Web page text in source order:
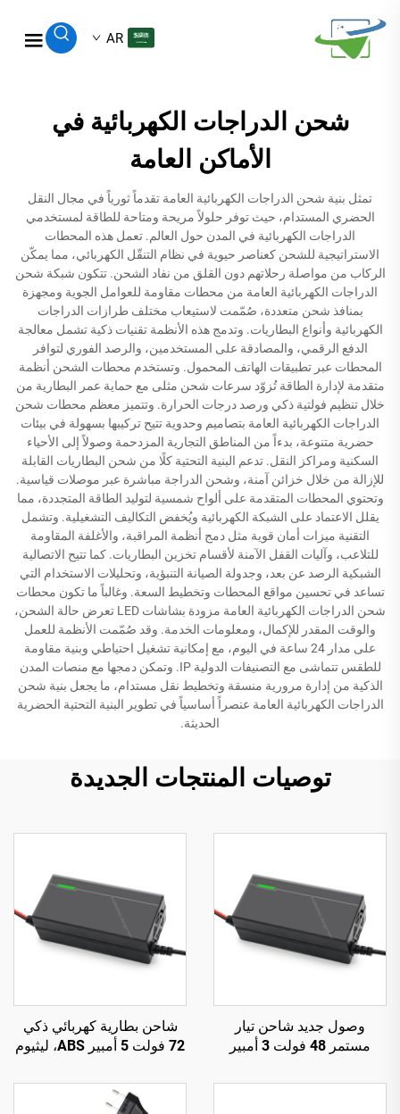
AR
شحن الدراجات الكهربائية في
الأماكن العامة
تمثل بنية شحن الدراجات الكهربائية العامة تقدماً ثورياً في مجال النقل
الحضري المستدام، حيث توفر حلولاً مريحة ومتاحة للطاقة لمستخدمي
الدراجات الكهربائية في المدن حول العالم. تعمل هذه المحطات
الاستراتيجية للشحن كعناصر حيوية في نظام التنقّل الكهربائي، مما يمكّن
الركاب من مواصلة رحلاتهم دون القلق من نفاد الشحن. تتكون شبكة شحن
الدراجات الكهربائية العامة من محطات مقاومة للعوامل الجوية ومجهزة
بمنافذ شحن متعددة، صُمّمت لاستيعاب مختلف طرازات الدراجات
الكهربائية وأنواع البطاريات. وتدمج هذه الأنظمة تقنيات ذكية تشمل معالجة
الدفع الرقمي، والمصادقة على المستخدمين، والرصد الفوري لتوافر
المحطات عبر تطبيقات الهاتف المحمول. وتستخدم محطات الشحن أنظمة
متقدمة لإدارة الطاقة تُزوّد سرعات شحن مثلى مع حماية عمر البطارية من
خلال تنظيم فولتية ذكي ورصد درجات الحرارة. وتتميز معظم محطات شحن
الدراجات الكهربائية العامة بتصاميم وحدوية تتيح تركيبها بسهولة في بيئات
حضرية متنوعة، بدءاً من المناطق التجارية المزدحمة وصولاً إلى الأحياء
السكنية ومراكز النقل. تدعم البنية التحتية كلًا من شحن البطاريات القابلة
للإزالة من خلال خزائن آمنة، وشحن الدراجة مباشرة عبر موصلات قياسية.
وتحتوي المحطات المتقدمة على ألواح شمسية لتوليد الطاقة المتجددة، مما
يقلل الاعتماد على الشبكة الكهربائية ويُخفض التكاليف التشغيلية. وتشمل
التقنية ميزات أمان قوية مثل دمج أنظمة المراقبة، والأغلفة المقاومة
للتلاعب، وآليات القفل الآمنة لأقسام تخزين البطاريات. كما تتيح الاتصالية
الشبكية الرصد عن بعد، وجدولة الصيانة التنبؤية، وتحليلات الاستخدام التي
تساعد في تحسين مواقع المحطات وتخطيط السعة. وغالباً ما تكون محطات
شحن الدراجات الكهربائية العامة مزودة بشاشات LED تعرض حالة الشحن،
والوقت المقدر للإكمال، ومعلومات الخدمة. وقد صُمّمت الأنظمة للعمل
على مدار 24 ساعة في اليوم، مع إمكانية تشغيل احتياطي وبنية مقاومة
للطقس تتماشى مع التصنيفات الدولية IP. وتمكن دمجها مع منصات المدن
الذكية من إدارة مرورية منسقة وتخطيط نقل مستدام، ما يجعل بنية شحن
الدراجات الكهربائية العامة عنصراً أساسياً في تطوير البنية التحتية الحضرية
الحديثة.
توصيات المنتجات الجديدة
وصول جديد شاحن تيار
مستمر 48 فولت 3 أمبير
قدرة خرج 150 واط، بطارية
شاحن بطارية كهربائي ذكي
72 فولت 5 أمبير ABS، ليثيوم
Lifepo4 للدراجة الكهربائية،